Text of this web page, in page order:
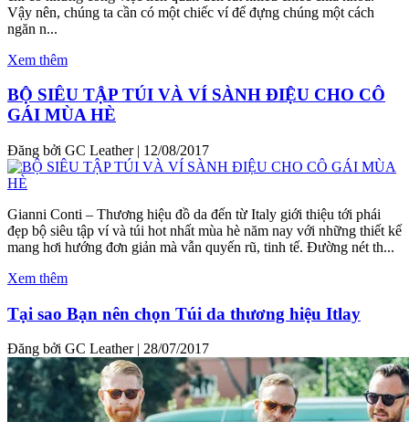
Vậy nên, chúng ta cần có một chiếc ví để đựng chúng một cách
ngăn n...
Xem thêm
BỘ SIÊU TẬP TÚI VÀ VÍ SÀNH ĐIỆU CHO CÔ
GÁI MÙA HÈ
Đăng bởi GC Leather | 12/08/2017
Gianni Conti – Thương hiệu đồ da đến từ Italy giới thiệu tới phái
đẹp bộ siêu tập ví và túi hot nhất mùa hè năm nay với những thiết kế
mang hơi hướng đơn giản mà vẫn quyến rũ, tinh tế. Đường nét th...
Xem thêm
Tại sao Bạn nên chọn Túi da thương hiệu Itlay
Đăng bởi GC Leather | 28/07/2017